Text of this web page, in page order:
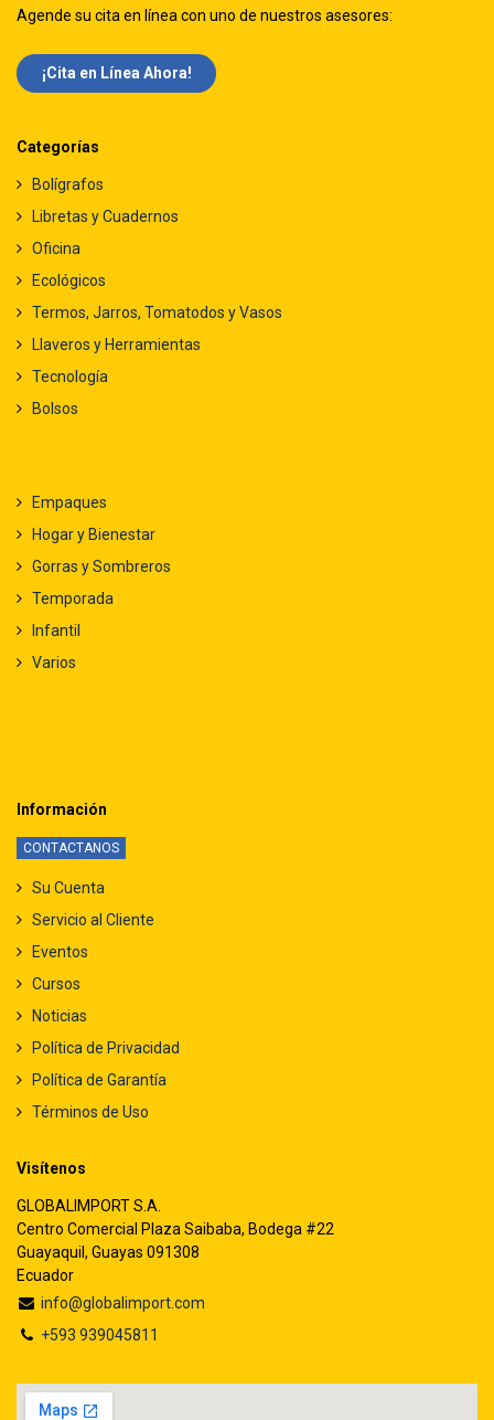
Agende su cita en línea con uno de nuestros asesores:
¡Cita en Línea Ah​​ora!
Categorías
Bolígrafos
Libretas y Cuadernos
Oficina
Ecológicos
Termos, Jarros, Tomatodos y Vasos
Llaveros y Herramientas
Tecnología
Bolsos
Empaques
Hogar y Bienestar
Gorras y Sombreros
Temporada
Infantil
Varios
Información
CONTACTANOS
Su Cuenta
Servicio al Cliente
Eventos
Cursos
Noticias
Política de Privacidad
Política de Garantía
Términos de Uso
Visítenos
GLOBALIMPORT S.A.
Centro Comercial Plaza Saibaba, Bodega #22
Guayaquil, Guayas 091308
Ecuador
info@globalimport.com
+593 939045811